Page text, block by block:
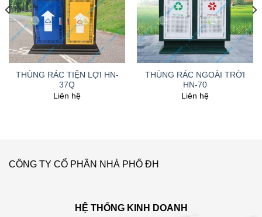
THÙNG RÁC TIỆN LỢI HN-
37Q
Liên hệ
THÙNG RÁC NGOÀI TRỜI
HN-70
Liên hệ
CÔNG TY CỔ PHẦN NHÀ PHỐ ĐH
HỆ THỐNG KINH DOANH